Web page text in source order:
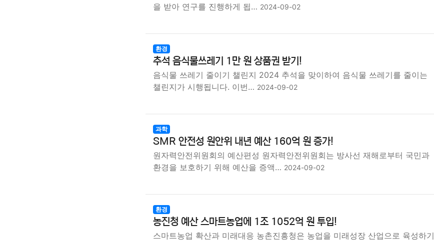
을 받아 연구를 진행하게 됩… 2024-09-02
환경
추석 음식물쓰레기 1만 원 상품권 받기!
음식물 쓰레기 줄이기 챌린지 2024 추석을 맞이하여 음식물 쓰레기를 줄이는
챌린지가 시행됩니다. 이번… 2024-09-02
과학
SMR 안전성 원안위 내년 예산 160억 원 증가!
원자력안전위원회의 예산편성 원자력안전위원회는 방사선 재해로부터 국민과
환경을 보호하기 위해 예산을 증액… 2024-09-02
환경
농진청 예산 스마트농업에 1조 1052억 원 투입!
스마트농업 확산과 미래대응 농촌진흥청은 농업을 미래성장 산업으로 육성하기